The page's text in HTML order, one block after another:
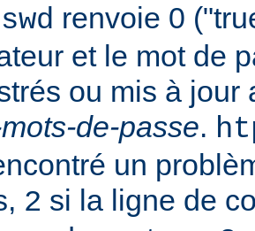
renvoie 0
et le mot de
ou mis à jour
de-passe.
un
2 si la ligne de